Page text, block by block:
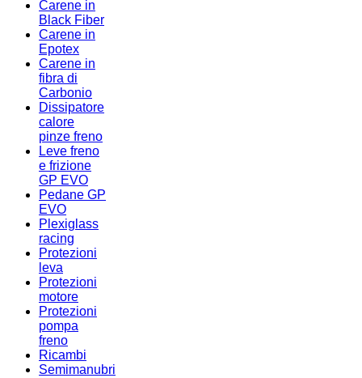
Carene in
Black Fiber
Carene in
Epotex
Carene in
fibra di
Carbonio
Dissipatore
calore
pinze freno
Leve freno
e frizione
GP EVO
Pedane GP
EVO
Plexiglass
racing
Protezioni
leva
Protezioni
motore
Protezioni
pompa
freno
Ricambi
Semimanubri